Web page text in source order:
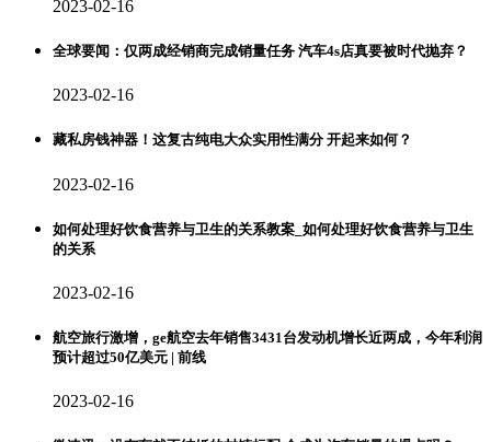
2023-02-16
全球要闻：仅两成经销商完成销量任务 汽车4s店真要被时代抛弃？
2023-02-16
藏私房钱神器！这复古纯电大众实用性满分 开起来如何？
2023-02-16
如何处理好饮食营养与卫生的关系教案_如何处理好饮食营养与卫生
的关系
2023-02-16
航空旅行激增，ge航空去年销售3431台发动机增长近两成，今年利润
预计超过50亿美元 | 前线
2023-02-16